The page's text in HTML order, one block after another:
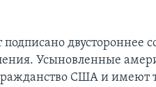
двустороннее
Усыновленные
США и имеют